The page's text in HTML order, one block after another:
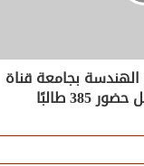
الهندسة بجامعة قناة
طالبًا